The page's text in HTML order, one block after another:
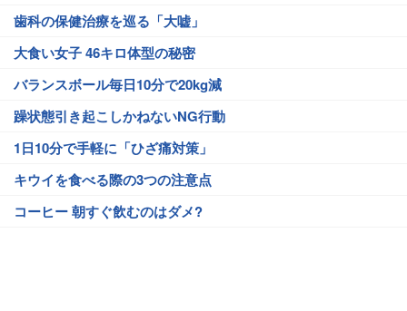
歯科の保健治療を巡る「大嘘」
大食い女子 46キロ体型の秘密
バランスボール毎日10分で20kg減
躁状態引き起こしかねないNG行動
1日10分で手軽に「ひざ痛対策」
キウイを食べる際の3つの注意点
コーヒー 朝すぐ飲むのはダメ?